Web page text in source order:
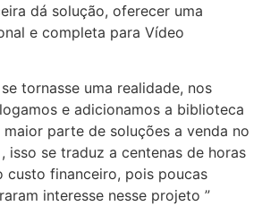
dá solução, oferecer uma
e completa para Vídeo
tornasse uma realidade, nos
e adicionamos a biblioteca
parte de soluções a venda no
isso se traduz a centenas de horas
custo financeiro, pois poucas
interesse nesse projeto ”